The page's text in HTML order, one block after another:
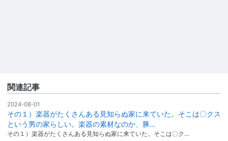
関連記事
2024-08-01
その１）楽器がたくさんある見知らぬ家に来ていた。そこは〇クス
という男の家らしい。楽器の素材なのか、豚…
その１）楽器がたくさんある見知らぬ家に来ていた。そこは〇ク…